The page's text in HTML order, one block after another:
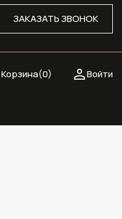
ЗАКАЗАТЬ ЗВОНОК
Войти
Корзина(0)